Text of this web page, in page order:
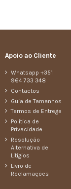
Apoio ao Cliente
Whatsapp +351
964 733 348
Contactos
Guia de Tamanhos
Termos de Entrega
Política de
Privacidade
Resolução
Alternativa de
Litígios
Livro de
Reclamações